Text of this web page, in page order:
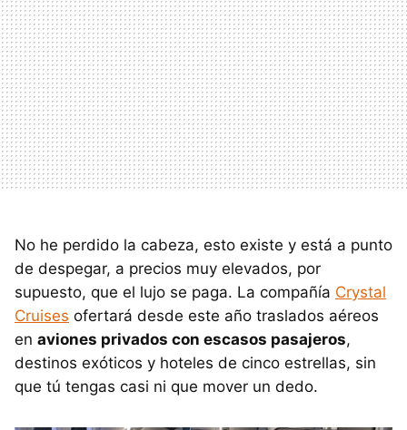
No he perdido la cabeza, esto existe y está a punto
de despegar, a precios muy elevados, por
supuesto, que el lujo se paga. La compañía Crystal
Cruises ofertará desde este año traslados aéreos
en aviones privados con escasos pasajeros,
destinos exóticos y hoteles de cinco estrellas, sin
que tú tengas casi ni que mover un dedo.